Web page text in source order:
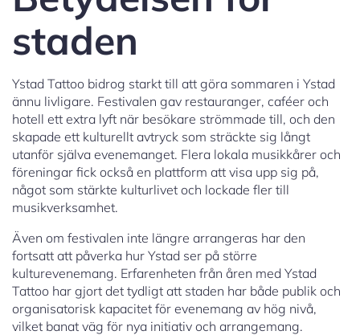
staden
Ystad Tattoo bidrog starkt till att göra sommaren i Ystad
ännu livligare. Festivalen gav restauranger, caféer och
hotell ett extra lyft när besökare strömmade till, och den
skapade ett kulturellt avtryck som sträckte sig långt
utanför själva evenemanget. Flera lokala musikkårer och
föreningar fick också en plattform att visa upp sig på,
något som stärkte kulturlivet och lockade fler till
musikverksamhet.
Även om festivalen inte längre arrangeras har den
fortsatt att påverka hur Ystad ser på större
kulturevenemang. Erfarenheten från åren med Ystad
Tattoo har gjort det tydligt att staden har både publik och
organisatorisk kapacitet för evenemang av hög nivå,
vilket banat väg för nya initiativ och arrangemang.